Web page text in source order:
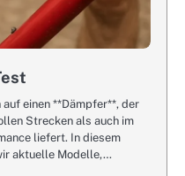
einen **Dämpfer**, der
Strecken als auch im
liefert. In diesem
aktuelle Modelle,…